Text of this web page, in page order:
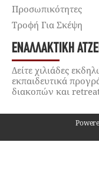
Προσωπικότητες
Τροφή Για Σκέψη
ΕΝΑΛΛΑΚΤΙΚΉ
Δείτε χιλιάδες
εκπαιδευτικά
διακοπών και